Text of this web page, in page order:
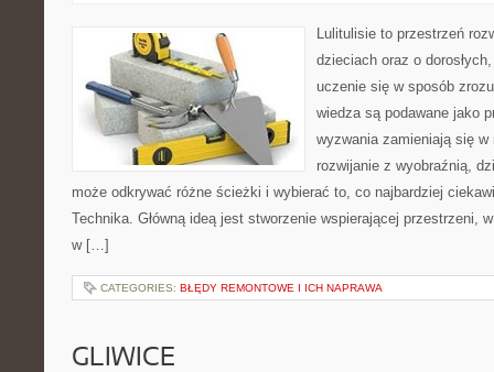
Lulitulisie to przestrzeń
dzieciach oraz o
uczenie się w sposób
wiedza są podawane jako
wyzwania zamieniają się w
rozwijanie z wyobraźnią,
może odkrywać różne ścieżki i wybierać to, co najbardziej
Technika. Główną ideą jest stworzenie wspierającej przestrzeni,
w […]
CATEGORIES: BŁĘDY REMONTOWE I ICH NAPRAWA
GLIWICE